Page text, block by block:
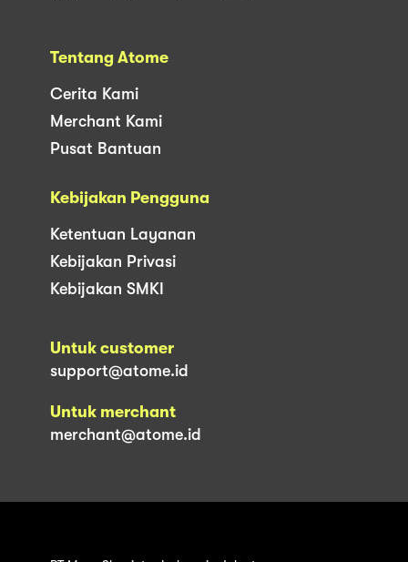
Tentang Atome
Cerita Kami
Merchant Kami
Pusat Bantuan
Kebijakan Pengguna
Ketentuan Layanan
Kebijakan Privasi
Kebijakan SMKI
Untuk customer
support@atome.id
Untuk merchant
merchant@atome.id